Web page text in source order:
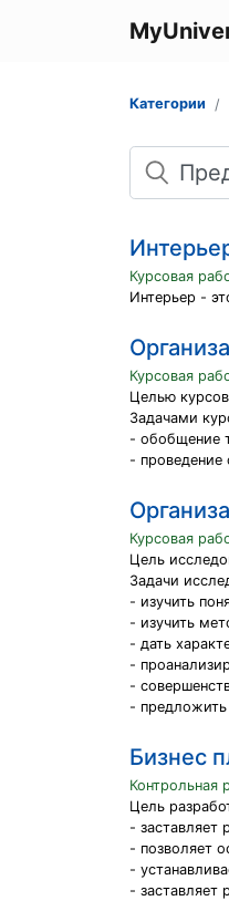
Категории
Поиск
Курсовая
Интерьер -
Курсовая
Целью
Задачами
- обобщение
- проведение
Курсовая
Цель
Задачи
- изучить
- изучить
- дать
-
-
- предложить
Бизнес
Контрольная
Цель
- заставляет
- позволяет
-
- заставляет